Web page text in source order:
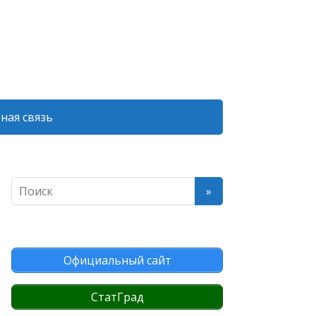
связь
Официальный сайт
СтатГрад